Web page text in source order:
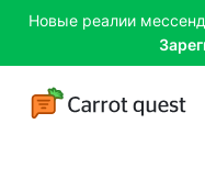
Новые реалии